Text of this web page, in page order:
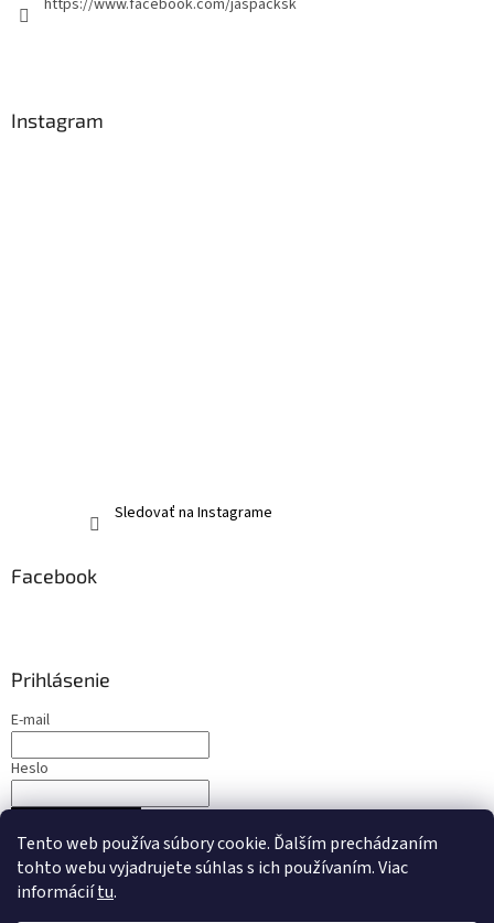
Tento web používa súbory cookie. Ďalším prechádzaním
tohto webu vyjadrujete súhlas s ich používaním. Viac
informáciítu.
Instagram
Sledovať na Instagrame
Facebook
Prihlásenie
E-mail
Heslo
Nová registráciaZabudnuté heslo